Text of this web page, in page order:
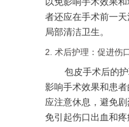
以免影响手术效果
者还应在手术前一
局部清洁卫生。
2. 术后护理：促进伤
包皮手术后的
影响手术效果和患
应注意休息，避免
免引起伤口出血和